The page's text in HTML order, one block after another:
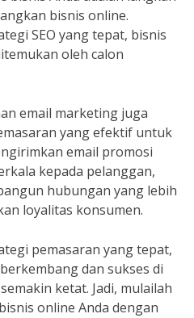
bisnis online.
SEO yang tepat, bisnis
oleh calon
email marketing juga
yang efektif untuk
email promosi
kepada pelanggan,
hubungan yang lebih
loyalitas konsumen.
pemasaran yang tepat,
dan sukses di
ketat. Jadi, mulailah
online Anda dengan